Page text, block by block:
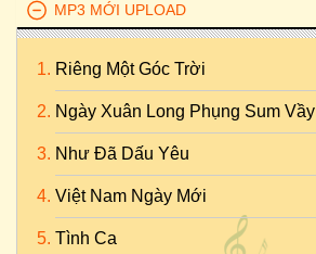
MP3 MỚI UPLOAD
Riêng Một Góc Trời
Ngày Xuân Long Phụng Sum Vầy
Như Đã Dấu Yêu
Việt Nam Ngày Mới
Tình Ca